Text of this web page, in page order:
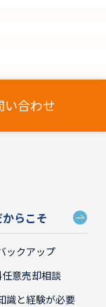
い合わせ
らこそ
ックアップ
意売却相談
識と経験が必要